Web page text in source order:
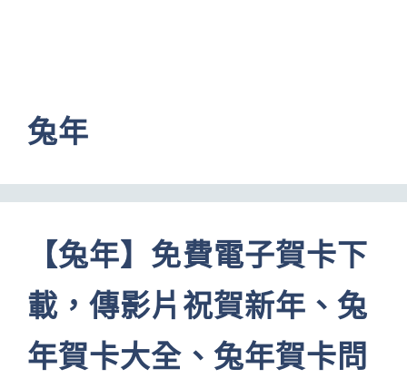
兔年
【兔年】免費電子賀卡下
載，傳影片祝賀新年、兔
年賀卡大全、兔年賀卡問